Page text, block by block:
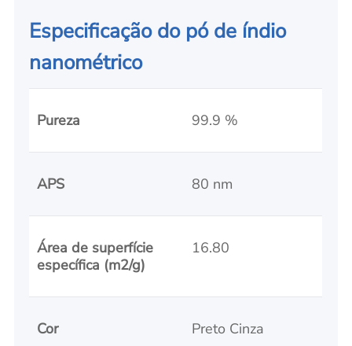
Especificação do pó de índio
nanométrico
Pureza 99.9 %
APS 80 nm
Área de superfície
específica (m2/g)
16.80
Cor Preto Cinza